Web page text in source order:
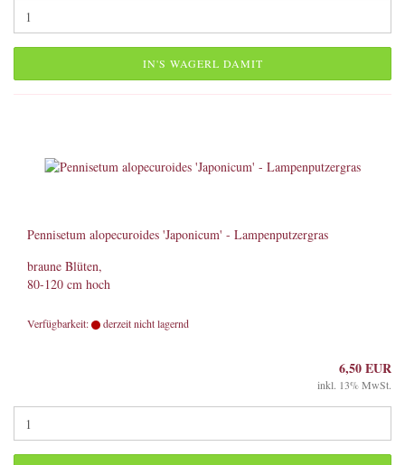
IN'S WAGERL DAMIT
Pennisetum alopecuroides 'Japonicum' - Lampenputzergras
braune Blüten,
80-120 cm hoch
Verfügbarkeit: derzeit nicht lagernd
6,50 EUR
inkl. 13% MwSt.